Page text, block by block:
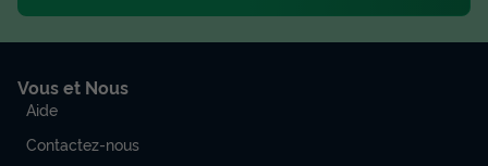
Vous et Nous
Aide
Contactez-nous